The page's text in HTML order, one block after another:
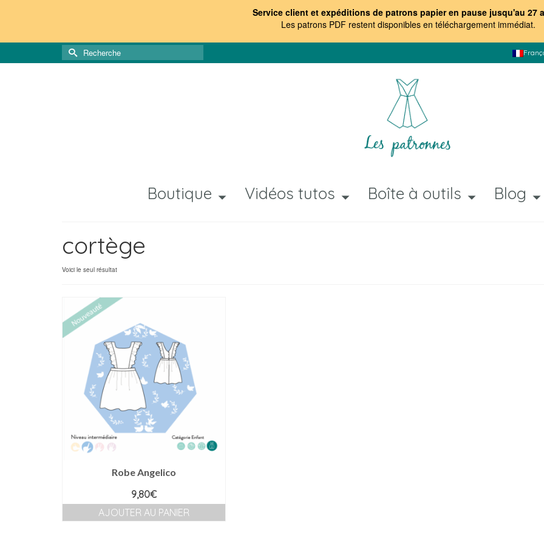
Service client et expéditions de patrons papier en pause jusqu'au 27
Les patrons PDF restent disponibles en téléchargement immédiat.
Rechercher :
Boutique Vidéos tutos Boîte à outils Blog
cortège
Voici le seul résultat
Robe Angelico
9,80€
AJOUTER AU PANIER